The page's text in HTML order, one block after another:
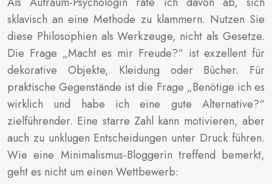
sklavisch an eine Methode zu klammern. Nutzen Sie
diese Philosophien als Werkzeuge, nicht als Gesetze.
Die Frage „Macht es mir Freude?“ ist exzellent für
dekorative Objekte, Kleidung oder Bücher. Für
praktische Gegenstände ist die Frage „Benötige ich es
wirklich und habe ich eine gute Alternative?“
zielführender. Eine starre Zahl kann motivieren, aber
auch zu unklugen Entscheidungen unter Druck führen.
Wie eine Minimalismus-Bloggerin treffend bemerkt,
geht es nicht um einen Wettbewerb: